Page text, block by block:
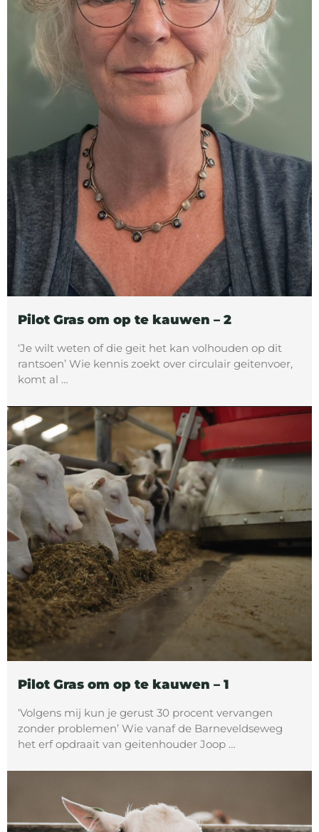
Pilot Gras om op te kauwen – 2
‘Je wilt weten of die geit het kan volhouden op dit
rantsoen’ Wie kennis zoekt over circulair geitenvoer,
komt al …
Pilot Gras om op te kauwen – 1
‘Volgens mij kun je gerust 30 procent vervangen
zonder problemen’ Wie vanaf de Barneveldseweg
het erf opdraait van geitenhouder Joop …